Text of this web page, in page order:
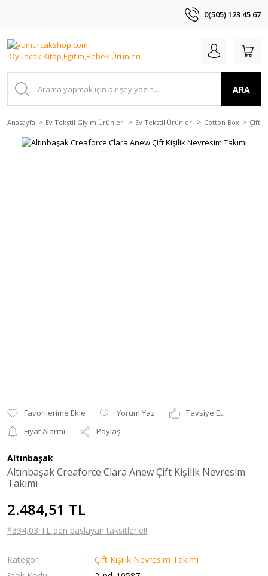
0(505) 123 45 67
ARA
Anasayfa Ev Tekstil Giyim Ürünleri Ev Tekstil Ürünleri Cotton Box Çift
Yorum Yaz
Tavsiye Et
Fiyat Alarmı
Paylaş
Altınbaşak
Altınbaşak Creaforce Clara Anew Çift Kişilik Nevresim
Takımı
2.484,51 TL
*334,03 TL den başlayan taksitlerle!!
Kategori
Çift Kişilik Nevresim Takımı